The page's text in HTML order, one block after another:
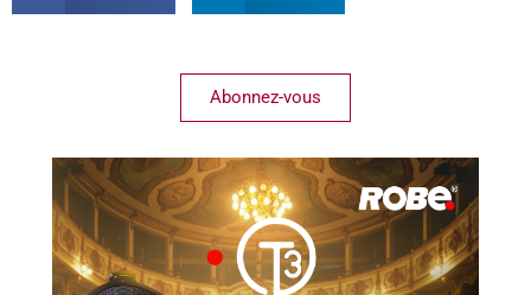
Abonnez-vous